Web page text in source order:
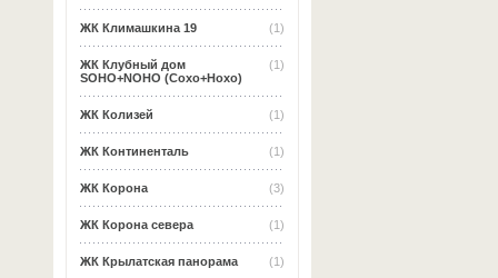
(1)
ЖК Климашкина 19
(1)
ЖК Клубный дом
SOHO+NOHO (Сохо+Нохо)
(1)
ЖК Колизей
(1)
ЖК Континенталь
(3)
ЖК Корона
(1)
ЖК Корона севера
(1)
ЖК Крылатская панорама